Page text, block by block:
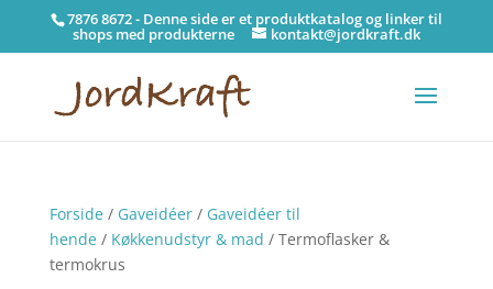
7876 8672 - Denne side er et produktkatalog og linker til
shops med produkterne kontakt@jordkraft.dk
Forside/ Gaveidéer/ Gaveidéer til
hende/ Køkkenudstyr & mad / Termoflasker &
termokrus